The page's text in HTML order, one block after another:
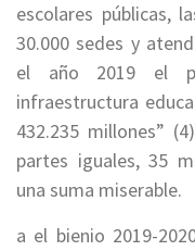
escolares públicas,
30.000 sedes y
el año 2019 el
infraestructura
432.235 millones”
partes iguales, 35
una suma miserable.
a el bienio 2019-